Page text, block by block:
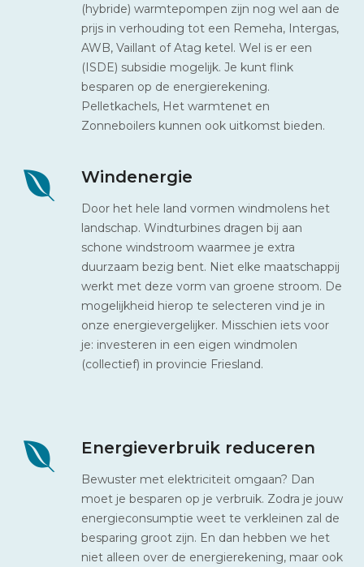
(hybride) warmtepompen zijn nog wel aan de
prijs in verhouding tot een Remeha, Intergas,
AWB, Vaillant of Atag ketel. Wel is er een
(ISDE) subsidie mogelijk. Je kunt flink
besparen op de energierekening.
Pelletkachels, Het warmtenet en
Zonneboilers kunnen ook uitkomst bieden.
Windenergie
Door het hele land vormen windmolens het
landschap. Windturbines dragen bij aan
schone windstroom waarmee je extra
duurzaam bezig bent. Niet elke maatschappij
werkt met deze vorm van groene stroom. De
mogelijkheid hierop te selecteren vind je in
onze energievergelijker. Misschien iets voor
je: investeren in een eigen windmolen
(collectief) in provincie Friesland.
Energieverbruik reduceren
Bewuster met elektriciteit omgaan? Dan
moet je besparen op je verbruik. Zodra je jouw
energieconsumptie weet te verkleinen zal de
besparing groot zijn. En dan hebben we het
niet alleen over de energierekening, maar ook